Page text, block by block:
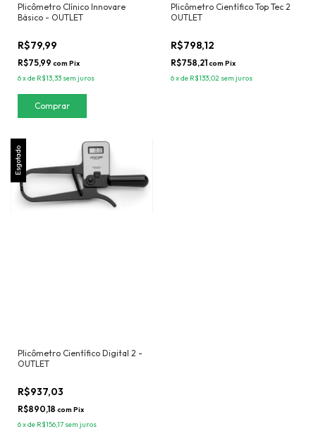
Plicômetro Clínico Innovare
Básico - OUTLET
R$79,99
R$75,99 com Pix
6xde R$13,33 sem juros
Plicômetro Científico Top Tec 2
OUTLET
R$798,12
R$758,21com Pix
6xde R$133,02 sem juros
Esgotado
Plicômetro Científico Digital 2 -
OUTLET
R$937,03
R$890,18 com Pix
6xde R$156,17 sem juros